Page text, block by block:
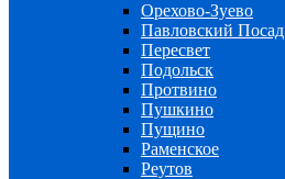
Орехово-Зуево
Павловский Посад
Пересвет
Подольск
Протвино
Пушкино
Пущино
Раменское
Реутов